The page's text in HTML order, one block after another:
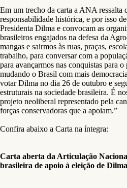
Em um trecho da carta a ANA ressalta
responsabilidade histórica, e por isso
Presidenta Dilma e convocam as
brasileiros engajados na defesa da
mangas e sairmos às ruas, praças,
trabalho, para conversar com a
para avançarmos nas conquistas para
mudando o Brasil com mais
votar Dilma no dia 26 de outubro e
estruturais na sociedade brasileira. É
projeto neoliberal representado pela
forças conservadoras que a apoiam.”
Confira abaixo a Carta na íntegra:
Carta aberta da Articulação
brasileira de apoio à eleição de